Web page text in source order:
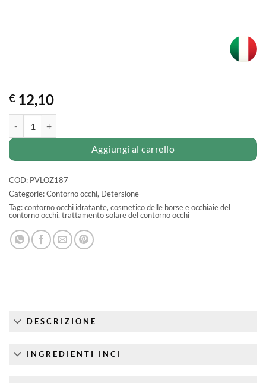
€ 12,10
Aggiungi al carrello
COD: PVLOZ187
Categorie:Contorno occhi, Detersione
Tag:contorno occhi idratante, cosmetico delle borse e occhiaie del
contorno occhi, trattamento solare del contorno occhi
DESCRIZIONE
INGREDIENTI INCI